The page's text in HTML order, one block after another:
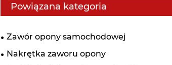
Powiązana kategoria
Zawór opony samochodowej
Nakrętka zaworu opony